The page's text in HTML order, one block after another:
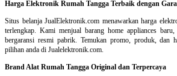
Harga Elektronik Rumah Tangga Terbaik dengan
Situs belanjaJualElektronik.com menawarkan harga
terlengkap. Kami menjual barang home appliances
bergaransi resmi pabrik. Temukan promo, produk, dan
pilihan anda di Jualelektronik.com.
Brand Alat Rumah Tangga Original dan Terpercaya